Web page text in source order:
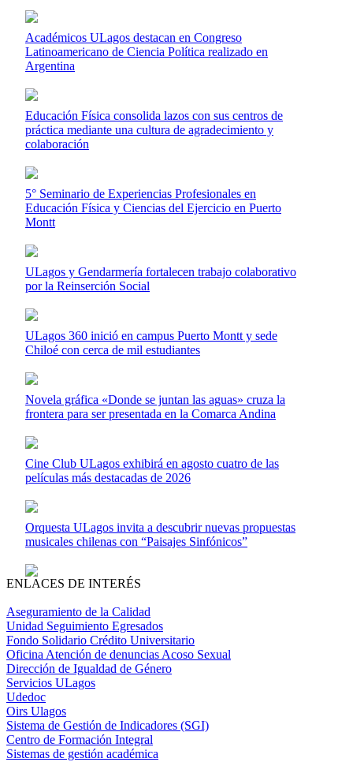
Académicos ULagos destacan en Congreso
Latinoamericano de Ciencia Política realizado en
Argentina
Educación Física consolida lazos con sus centros de
práctica mediante una cultura de agradecimiento y
colaboración
5° Seminario de Experiencias Profesionales en
Educación Física y Ciencias del Ejercicio en Puerto
Montt
ULagos y Gendarmería fortalecen trabajo colaborativo
por la Reinserción Social
ULagos 360 inició en campus Puerto Montt y sede
Chiloé con cerca de mil estudiantes
Novela gráfica «Donde se juntan las aguas» cruza la
frontera para ser presentada en la Comarca Andina
Cine Club ULagos exhibirá en agosto cuatro de las
películas más destacadas de 2026
Orquesta ULagos invita a descubrir nuevas propuestas
musicales chilenas con “Paisajes Sinfónicos”
ENLACES DE INTERÉS
Aseguramiento de la Calidad
Unidad Seguimiento Egresados
Fondo Solidario Crédito Universitario
Oficina Atención de denuncias Acoso Sexual
Dirección de Igualdad de Género
Servicios ULagos
Udedoc
Oirs Ulagos
Sistema de Gestión de Indicadores (SGI)
Centro de Formación Integral
Sistemas de gestión académica